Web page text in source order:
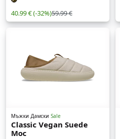
40.99 €(-32%)59.99 €
Мъжки Дамски Sale
Classic Vegan Suede
Moc